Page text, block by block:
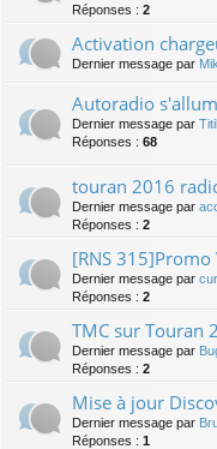
Réponses : 2
Activation
Dernier message par
Autoradio
Dernier message par
Réponses : 68
touran 2016
Dernier message par
Réponses : 2
[RNS 315]Promo
Dernier message par
Réponses : 2
TMC sur Touran
Dernier message par
Réponses : 2
Mise à jour
Dernier message par
Réponses : 1